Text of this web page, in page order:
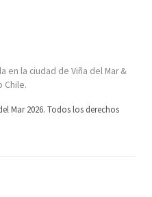
en la ciudad de Viña del Mar &
Chile.
Mar 2026. Todos los derechos